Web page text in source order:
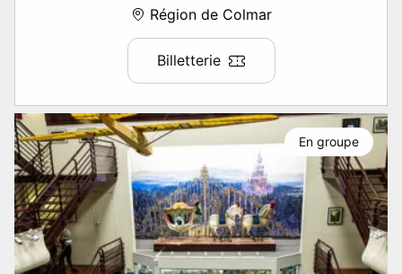
Région de Colmar
Billetterie
En groupe